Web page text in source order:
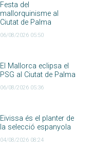
Festa del
mallorquinisme al
Ciutat de Palma
06/08/2026 05:50
El Mallorca eclipsa el
PSG al Ciutat de Palma
06/08/2026 05:36
Eivissa és el planter de
la selecció espanyola
04/08/2026 08:24